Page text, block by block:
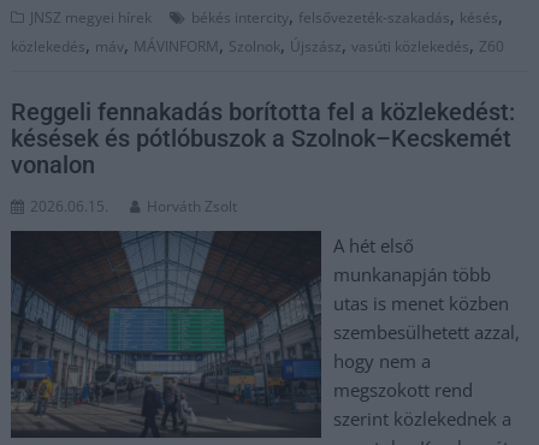
JNSZ megyei hírek békés intercity, felsővezeték-szakadás, késés,
közlekedés, máv, MÁVINFORM, Szolnok, Újszász,vasúti közlekedés, Z60
Reggeli fennakadás borította fel a közlekedést:
késések és pótlóbuszok a Szolnok–Kecskemét
vonalon
2026.06.15. Horváth Zsolt
A hét első
munkanapján több
utas is menet közben
szembesülhetett azzal,
hogy nem a
megszokott rend
szerint közlekednek a